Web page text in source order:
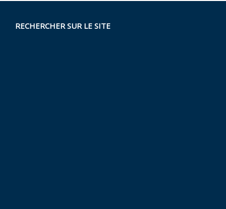
RECHERCHER SUR LE SITE